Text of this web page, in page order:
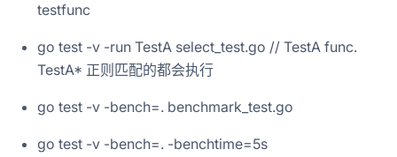
testfunc
go test -v -run TestA select_test.go // TestA func.
TestA* 正则匹配的都会执行
go test -v -bench=. benchmark_test.go
go test -v -bench=. -benchtime=5s